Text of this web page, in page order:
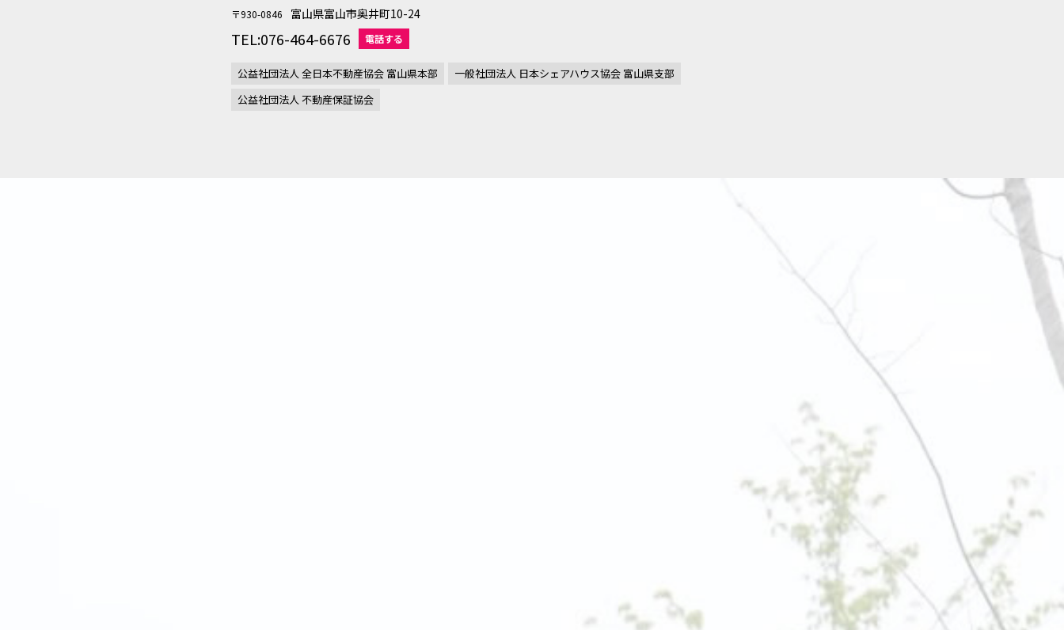
〒930-0846 富山県富山市奥井町10-24
TEL:076-464-6676 電話する
公益社団法人 全日本不動産協会 富山県本部
一般社団法人 日本シェアハウス協会 富山県支部
公益社団法人 不動産保証協会